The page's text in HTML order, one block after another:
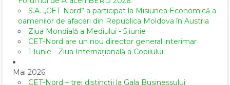
S.A. „CET-Nord” a participat la Misiunea Economică a
oamenilor de afaceri din Republica Moldova în Austria
Ziua Mondială a Mediului - 5 iunie
CET-Nord are un nou director general interimar
1 Iunie - Ziua Internațională a Copilului
Mai 2026
CET-Nord – trei distincții la Gala Businessului